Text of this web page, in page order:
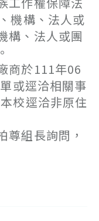
機構、法人或
構、法人或團
商於111年06
或逕洽相關事
校逕洽非原住
尊組長詢問，